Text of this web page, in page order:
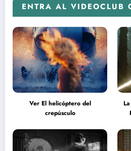
ENTRA AL VIDEOCLUB
Ver El helicóptero del
crepúsculo